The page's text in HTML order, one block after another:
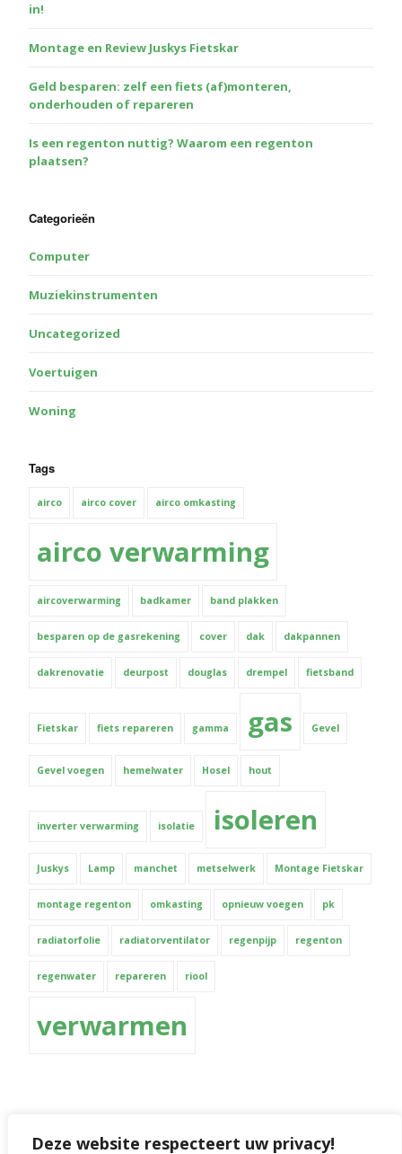
Deze website respecteert uw privacy!
in!
Montage en Review Juskys Fietskar
Geld besparen: zelf een fiets (af)monteren,
onderhouden of repareren
Is een regenton nuttig? Waarom een regenton
plaatsen?
Categorieën
Computer
Muziekinstrumenten
Uncategorized
Voertuigen
Woning
Tags
airco airco cover airco omkasting
airco verwarming
aircoverwarming badkamer band plakken
besparen op de gasrekening cover dak dakpannen
dakrenovatie deurpost douglas drempel fietsband
Fietskar fiets repareren gamma gas Gevel
Gevel voegen hemelwater Hosel hout
inverter verwarming isolatie isoleren
Juskys Lamp manchet metselwerk Montage Fietskar
montage regenton omkasting opnieuw voegen pk
radiatorfolie radiatorventilator regenpijp regenton
regenwater repareren riool
verwarmen